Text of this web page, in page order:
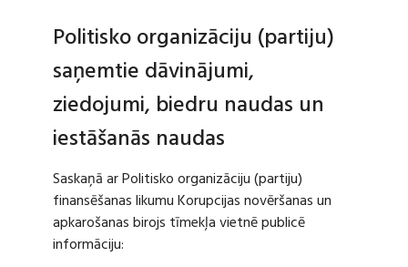
Politisko organizāciju (partiju)
saņemtie dāvinājumi,
ziedojumi, biedru naudas un
iestāšanās naudas
Saskaņā ar Politisko organizāciju (partiju)
finansēšanas likumu Korupcijas novēršanas un
apkarošanas birojs tīmekļa vietnē publicē
informāciju: